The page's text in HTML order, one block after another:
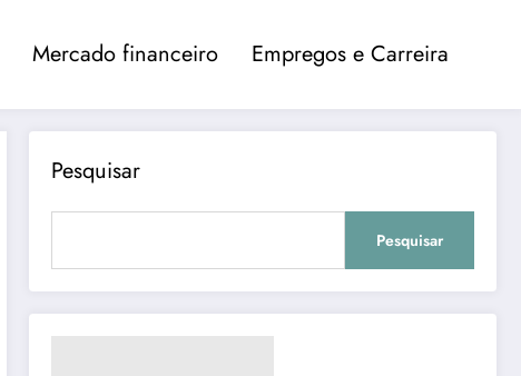
Mercado financeiro Empregos e Carreira
Pesquisar
Pesquisar